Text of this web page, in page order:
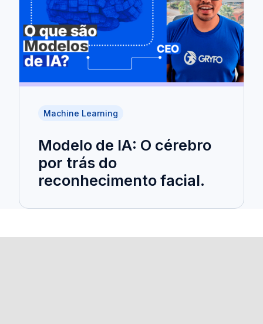
Machine Learning
Modelo de IA: O cérebro
por trás do
reconhecimento facial.